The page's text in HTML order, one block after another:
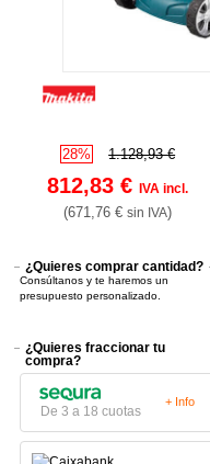
28% 1.128,93 €
812,83 €IVA incl.
(671,76 €sin IVA)
¿Quieres comprar cantidad?
Consúltanos y te haremos un
presupuesto personalizado.
¿Quieres fraccionar tu
compra?
De 3 a 18 cuotas
+ Info